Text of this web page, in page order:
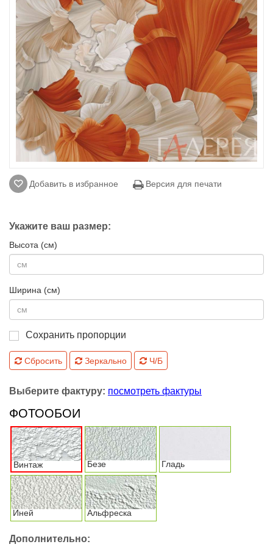
Добавить в избранное Версия для печати
Укажите ваш размер:
Высота (см)
Ширина (см)
Сохранить пропорции
Сбросить Зеркально Ч/Б
Выберите фактуру: посмотреть фактуры
ФОТООБОИ
Винтаж Безе Гладь
Иней Альфреска
Дополнительно: